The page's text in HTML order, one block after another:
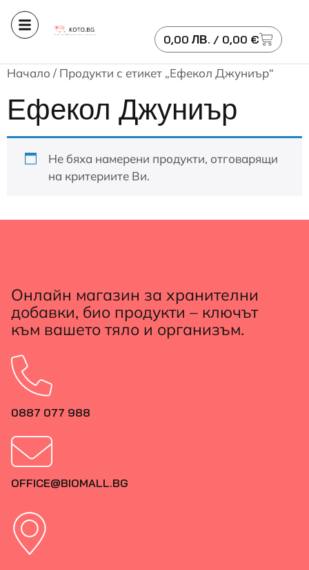
0,00 ЛВ. / 0,00 €
Начало / Продукти с етикет „Ефекол Джуниър“
Ефекол Джуниър
Не бяха намерени продукти, отговарящи
на критериите Ви.
Онлайн магазин за хранителни
добавки, био продукти – ключът
към вашето тяло и организъм.
0887 077 988
OFFICE@BIOMALL.BG